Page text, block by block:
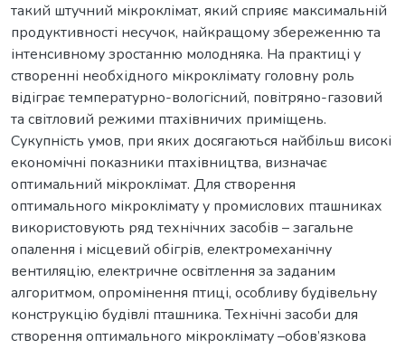
такий штучний мікроклімат, який сприяє максимальній
продуктивності несучок, найкращому збереженню та
інтенсивному зростанню молодняка. На практиці у
створенні необхідного мікроклімату головну роль
відіграє температурно-вологісний, повітряно-газовий
та світловий режими птахівничих приміщень.
Сукупність умов, при яких досягаються найбільш високі
економічні показники птахівництва, визначає
оптимальний мікроклімат. Для створення
оптимального мікроклімату у промислових пташниках
використовують ряд технічних засобів – загальне
опалення і місцевий обігрів, електромеханічну
вентиляцію, електричне освітлення за заданим
алгоритмом, опромінення птиці, особливу будівельну
конструкцію будівлі пташника. Технічні засоби для
створення оптимального мікроклімату –обов’язкова